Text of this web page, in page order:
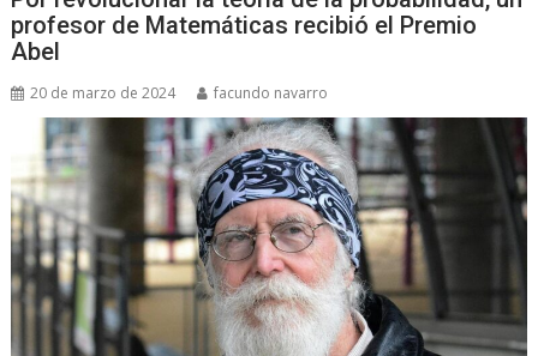
profesor de Matemáticas recibió el Premio
Abel
20 de marzo de 2024 facundo navarro